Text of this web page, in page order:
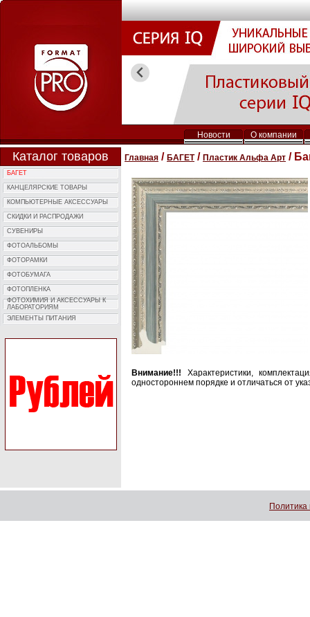
Новости О компании
Каталог товаров
БАГЕТ
КАНЦЕЛЯРСКИЕ ТОВАРЫ
КОМПЬЮTЕРНЫЕ АКСЕССУАРЫ
СКИДКИ И РАСПРОДАЖИ
СУВЕНИРЫ
ФОТОAЛЬБОМЫ
ФОТОPАМКИ
ФОТОБУМАГА
ФОТОПЛЕНКА
ФОТОХИМИЯ И АКCЕССУАРЫ К
ЛАБОРАТОРИЯМ
ЭЛЕМЕНТЫ ПИТАНИЯ
Главная / БАГЕТ/ Пластик Альфа Арт /
Внимание!!! Характеристики,
одностороннем порядке и отличаться от